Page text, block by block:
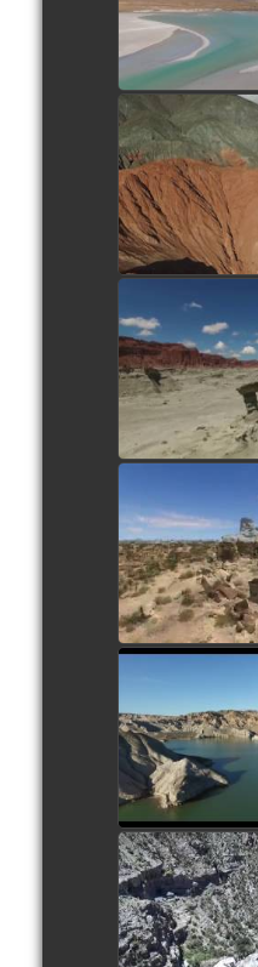
Parc
Valle
Cuesta